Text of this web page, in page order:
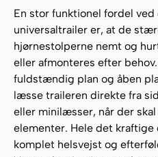
En stor funktionel fordel
universaltrailer er, at de
hjørnestolperne nemt og
eller afmonteres efter
fuldstændig plan og åben
læsse traileren direkte fra
eller minilæsser, når der
elementer. Hele det kraftige
komplet helsvejst og